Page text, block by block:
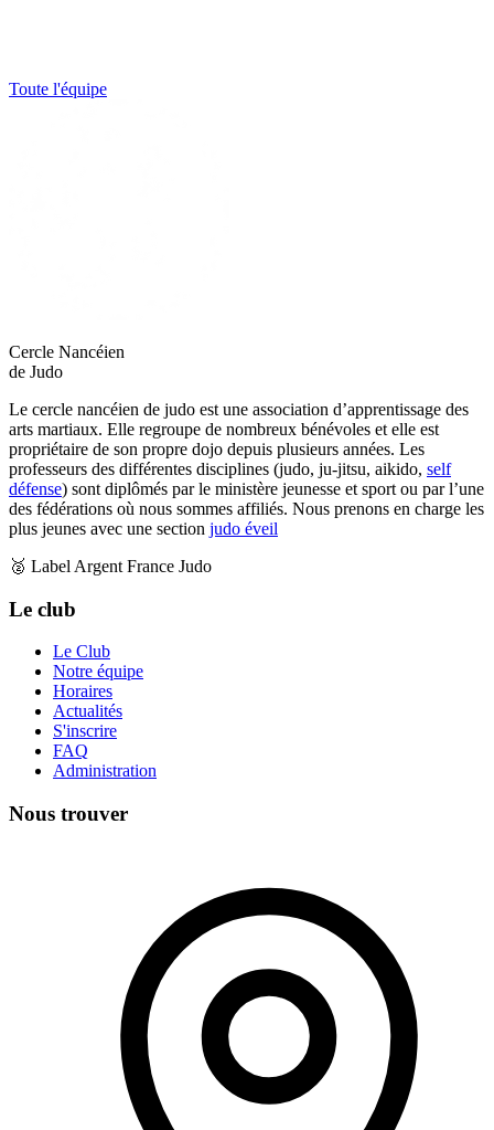
Toute l'équipe
Cercle Nancéien
de Judo
Le cercle nancéien de judo est une association d’apprentissage des
arts martiaux. Elle regroupe de nombreux bénévoles et elle est
propriétaire de son propre dojo depuis plusieurs années. Les
professeurs des différentes disciplines (judo, ju-jitsu, aikido, self
défense) sont diplômés par le ministère jeunesse et sport ou par l’une
des fédérations où nous sommes affiliés. Nous prenons en charge les
plus jeunes avec une section judo éveil
🥈 Label Argent France Judo
Le club
Le Club
Notre équipe
Horaires
Actualités
S'inscrire
FAQ
Administration
Nous trouver